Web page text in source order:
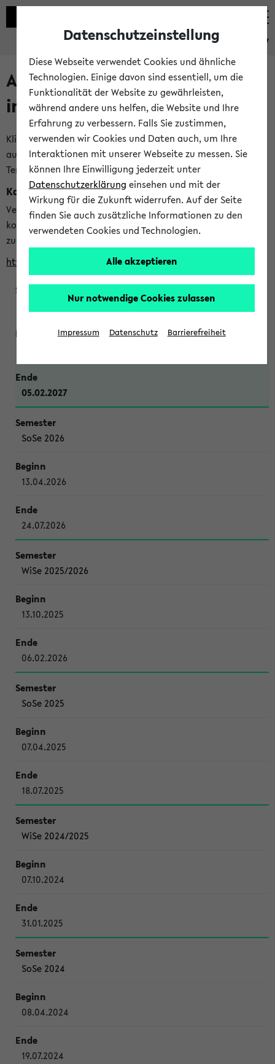
eKVV
Alle veröffentlichten Semester
im eKVV
Klicken Sie auf das Semester, welches Sie für Ihre Sitzung
auswählen möchten. Bitte beachten Sie auch die weiteren
Termine imKalender der Lehrplanung
Kalenderintegration
Verwenden Sie die folgende Adresse, um mit einer
kompatiblen Kalenderanwendung auf die Vorlesungszeiten
zuzugreifen (nähere Informationen
finden Sie hier
https://ekvv.uni-bielefeld.de/ws/calendar?vz
WiSe 2026/2027
05.02.2027
SoSe 2026
13.04.2026
24.07.2026
WiSe 2025/2026
13.10.2025
06.02.2026
SoSe 2025
07.04.2025
18.07.2025
WiSe 2024/2025
07.10.2024
31.01.2025
SoSe 2024
08.04.2024
19.07.2024
Datenschutzeinstellung
Diese Webseite verwendet Cookies und ähnliche
Technologien. Einige davon sind essentiell, um die
Funktionalität der Website zu gewährleisten,
während andere uns helfen, die Website und Ihre
Erfahrung zu verbessern. Falls Sie zustimmen,
verwenden wir Cookies und Daten auch, um Ihre
Interaktionen mit unserer Webseite zu messen. Sie
können Ihre Einwilligung jederzeit unter
Datenschutzerklärung einsehen und mit der
Wirkung für die Zukunft widerrufen. Auf der Seite
finden Sie auch zusätzliche Informationen zu den
verwendeten Cookies und Technologien.
Alle akzeptieren
Nur notwendige Cookies zulassen
Impressum Datenschutz Barrierefreiheit